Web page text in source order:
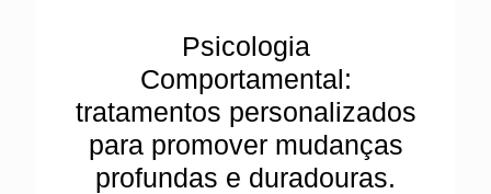
Psicologia
Comportamental:
tratamentos personalizados
para promover mudanças
profundas e duradouras.